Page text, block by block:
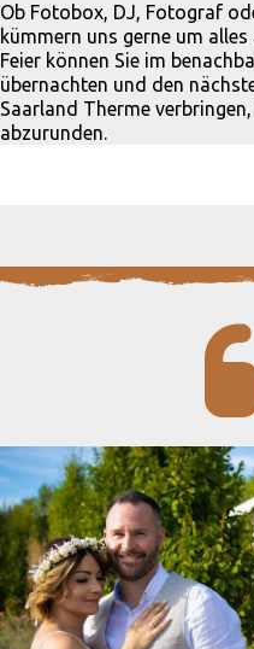
Ob Fotobox, DJ, Fotograf
kümmern uns gerne um
Feier können Sie im
übernachten und den
Saarland Therme
abzurunden.